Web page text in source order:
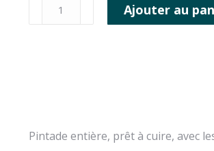
Ajouter au
Pintade entière, prêt à cuire, avec